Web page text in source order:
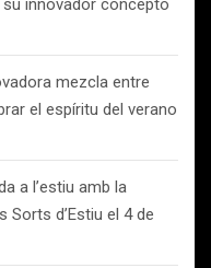
innovador concepto
mezcla entre
el espíritu del verano
a l’estiu amb la
Sorts d’Estiu el 4 de